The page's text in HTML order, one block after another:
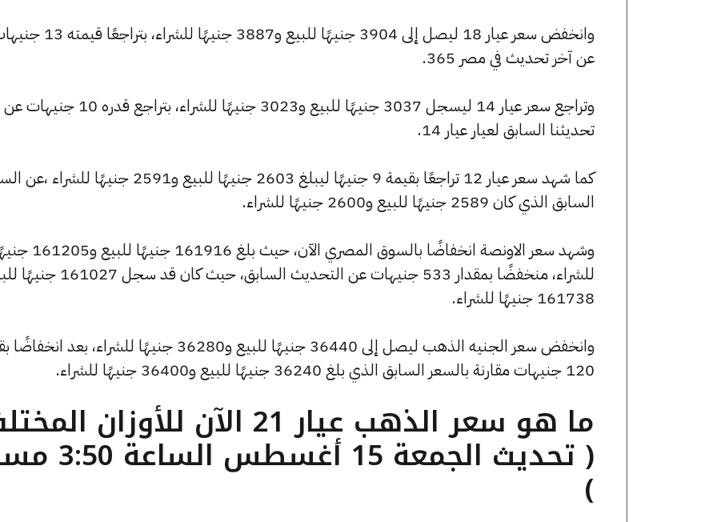
وانخفض سعر عيار 18 ليصل إلى 3904 جنيهًا للبيع و3887 جنيهًا للشراء،
عن آخر تحديث في مصر 365.
وتراجع سعر عيار 14 ليسجل 3037 جنيهًا للبيع و3023 جنيهًا للشراء، بتراجع قدره 10 جنيهات عن
تحديثنا السابق لعيار عيار 14.
كما شهد سعر عيار 12 تراجعًا بقيمة 9 جنيهًا ليبلغ 2603 جنيهًا للبيع و2591 جنيهًا
السابق الذي كان 2589 جنيهًا للبيع و2600 جنيهًا للشراء.
وشهد سعر الاونصة انخفاضًا بالسوق المصري الآن، حيث بلغ 161916
للشراء، منخفضًا بمقدار 533 جنيهات عن التحديث السابق،
161738 جنيهًا للشراء.
وانخفض سعر الجنيه الذهب ليصل إلى 36440 جنيهًا للبيع و36280 جنيهًا للشراء، بعد
120 جنيهات مقارنة بالسعر السابق الذي بلغ 36240 جنيهًا للبيع و36400 جنيهًا للشراء.
ما هو سعر الذهب عيار 21 الآن للأوزان
( تحديث الجمعة 15
)